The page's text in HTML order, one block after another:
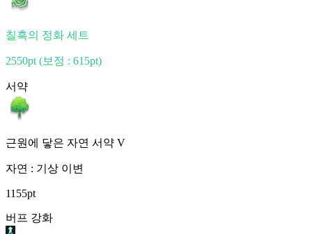
칠흑의 정화 세트
2550pt (보정 : 615pt)
서약
근원에 닿은 자연 서약 V
자연 : 기상 이변
1155pt
버프 강화